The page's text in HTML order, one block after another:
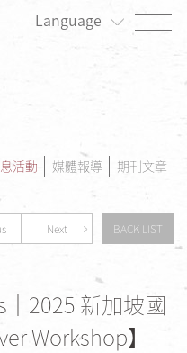
Language
理專區
活動 媒體報導 期刊文章
Next BACK LIST
｜2025 新加坡國
Workshop】